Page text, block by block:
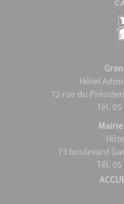
Hôtel
72 rue du
Tél. 05
73 boulevard
Tél. 05